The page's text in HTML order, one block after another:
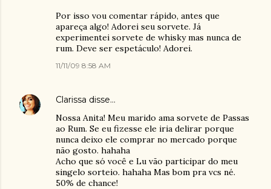
Por isso vou comentar rápido, antes que
apareça algo! Adorei seu sorvete. Já
experimentei sorvete de whisky mas nunca de
rum. Deve ser espetáculo! Adorei.
11/11/09 8:58 AM
Clarissa disse…
Nossa Anita! Meu marido ama sorvete de Passas
ao Rum. Se eu fizesse ele iria delirar porque
nunca deixo ele comprar no mercado porque
não gosto. hahaha
Acho que só você e Lu vão participar do meu
singelo sorteio. hahaha Mas bom pra vcs né.
50% de chance!